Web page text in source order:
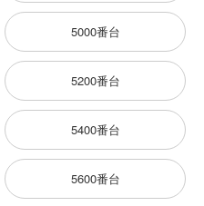
5000番台
5200番台
5400番台
5600番台